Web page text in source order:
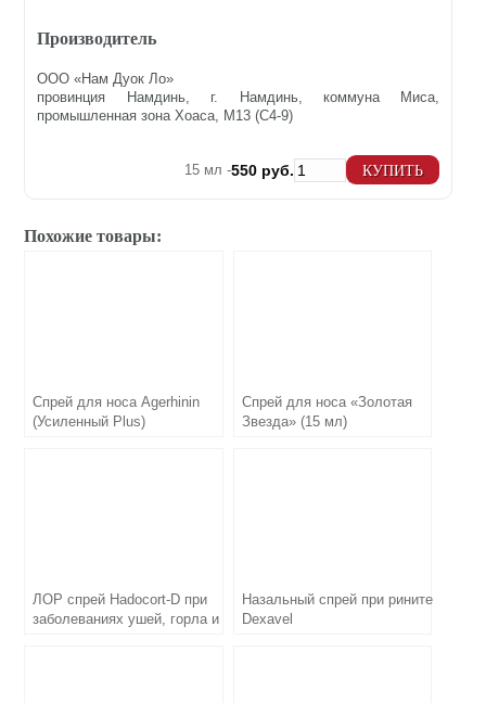
Производитель
ООО «Нам Дуок Ло»
провинция Намдинь, г. Намдинь, коммуна Миса,
промышленная зона Хоаса, M13 (C4-9)
15 мл -550 руб. КУПИТЬ
Похожие товары:
Спрей для носа Agerhinin
(Усиленный Plus)
Спрей для носа «Золотая
Звезда» (15 мл)
ЛОР спрей Hadocort-D при
заболеваниях ушей, горла и
Назальный спрей при рините
Dexavel